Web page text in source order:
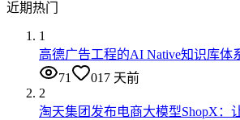
近期热门
1
高德广告工程的AI Native知识库体
71
017 天前
2
淘天集团发布电商大模型ShopX：